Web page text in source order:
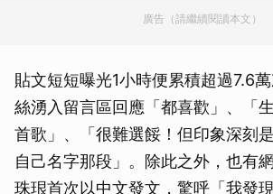
廣告（請繼續閱讀本文）
貼文短短曝光1小時便累積超過7.6
絲湧入留言區回應「都喜歡」、「
首歌」、「很難選餒！但印象深刻
自己名字那段」。除此之外，也有
珠珢首次以中文發文，驚呼「我發